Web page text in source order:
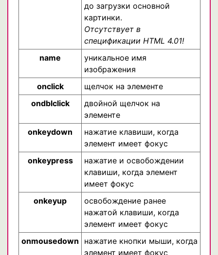
до загрузки основной
картинки.
Отсутствует в
спецификации HTML 4.01!
name
уникальное имя
изображения
onclick
щелчок на элементе
ondblclick
двойной щелчок на
элементе
onkeydown
нажатие клавиши, когда
элемент имеет фокус
onkeypress
нажатие и освобождении
клавиши, когда элемент
имеет фокус
onkeyup
освобождение ранее
нажатой клавиши, когда
элемент имеет фокус
onmousedown
нажатие кнопки мыши, когда
элемент имеет фокус